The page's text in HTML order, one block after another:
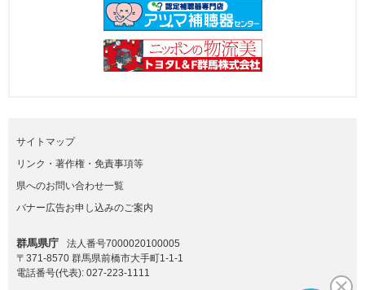
サイトマップ
リンク・著作権・免責事項等
県へのお問い合わせ一覧
バナー広告お申し込みのご案内
群馬県庁
法人番号7000020100005
〒371-8570 群馬県前橋市大手町1-1-1
電話番号(代表): 027-223-1111